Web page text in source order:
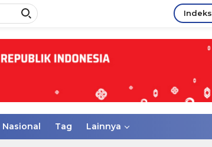
Indeks
Nasional Tag Lainnya